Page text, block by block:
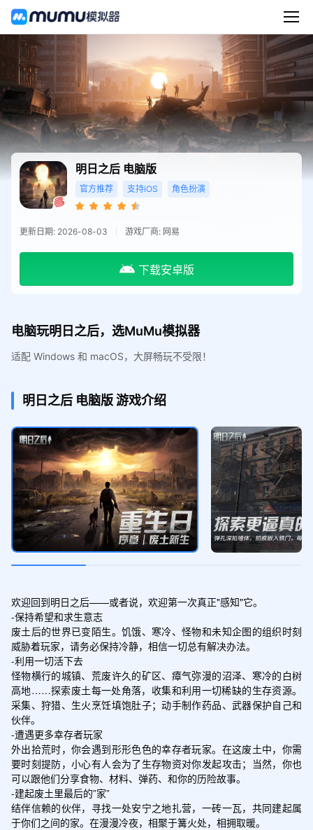
明日之后 电脑版
官方推荐 支持iOS 角色扮演
更新日期: 2026-08-03 游戏厂商: 网易
下载安卓版
电脑玩明日之后，选MuMu模拟器
适配 Windows 和 macOS，大屏畅玩不受限！
明日之后 电脑版游戏介绍
欢迎回到明日之后——或者说，欢迎第一次真正"感知"它。
-保持希望和求生意志
废土后的世界已变陌生。饥饿、寒冷、怪物和未知企图的组织时刻
威胁着玩家，请务必保持冷静，相信一切总有解决办法。
-利用一切活下去
怪物横行的城镇、荒废许久的矿区、瘴气弥漫的沼泽、寒冷的白树
高地……探索废土每一处角落，收集和利用一切稀缺的生存资源。
采集、狩猎、生火烹饪填饱肚子；动手制作药品、武器保护自己和
伙伴。
-遭遇更多幸存者玩家
外出拾荒时，你会遇到形形色色的幸存者玩家。在这废土中，你需
要时刻提防，小心有人会为了生存物资对你发起攻击；当然，你也
可以跟他们分享食物、材料、弹药、和你的历险故事。
-建起废土里最后的”家”
结伴信赖的伙伴，寻找一处安宁之地扎营，一砖一瓦，共同建起属
于你们之间的家。在漫漫冷夜，相聚于篝火处，相拥取暖。